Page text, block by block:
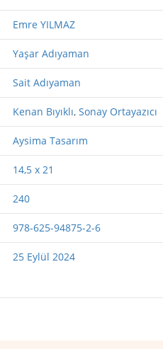
Emre YILMAZ
Yaşar Adıyaman
Sait Adıyaman
Kenan Bıyıklı, Sonay Ortayazıcı
Aysima Tasarım
14,5 x 21
240
978-625-94875-2-6
25 Eylül 2024